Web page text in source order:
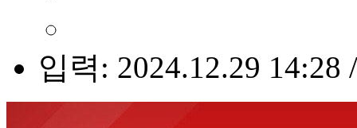
입력: 2024.12.29 14:28